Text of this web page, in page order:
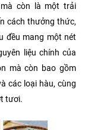
còn là một trải
cách thưởng thức,
đều mang một nét
liệu chính của
mà còn bao gồm
các loại hàu, cùng
tươi.